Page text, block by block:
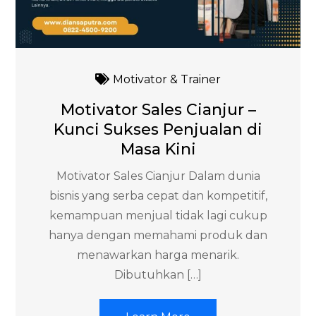
Motivator & Trainer
Motivator Sales Cianjur –
Kunci Sukses Penjualan di
Masa Kini
Motivator Sales Cianjur Dalam dunia
bisnis yang serba cepat dan kompetitif,
kemampuan menjual tidak lagi cukup
hanya dengan memahami produk dan
menawarkan harga menarik.
Dibutuhkan […]